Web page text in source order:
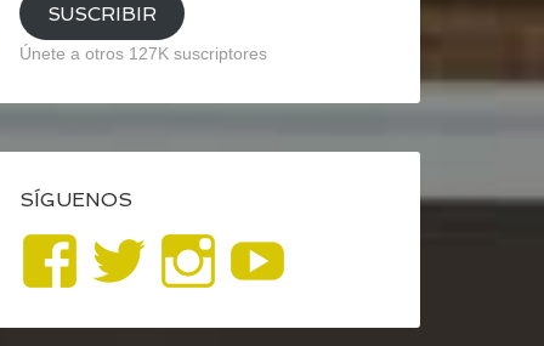
SUSCRIBIR
Únete a otros 127K suscriptores
SÍGUENOS
Ver
perfil
Ver
perfil
Ver
perfil